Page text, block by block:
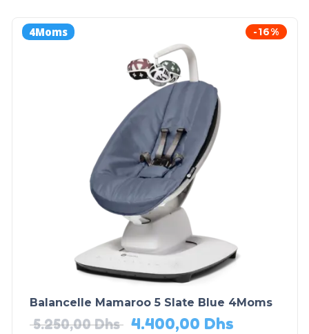
4Moms -16%
Balancelle Mamaroo 5 Slate Blue 4Moms
5.250,00Dhs 4.400,00 Dhs